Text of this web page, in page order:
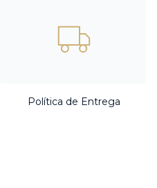
Política de Entrega